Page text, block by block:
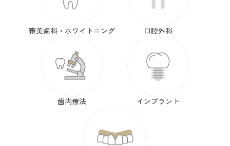
審美歯科・ホワイトニング 口腔外科
歯内療法 インプラント